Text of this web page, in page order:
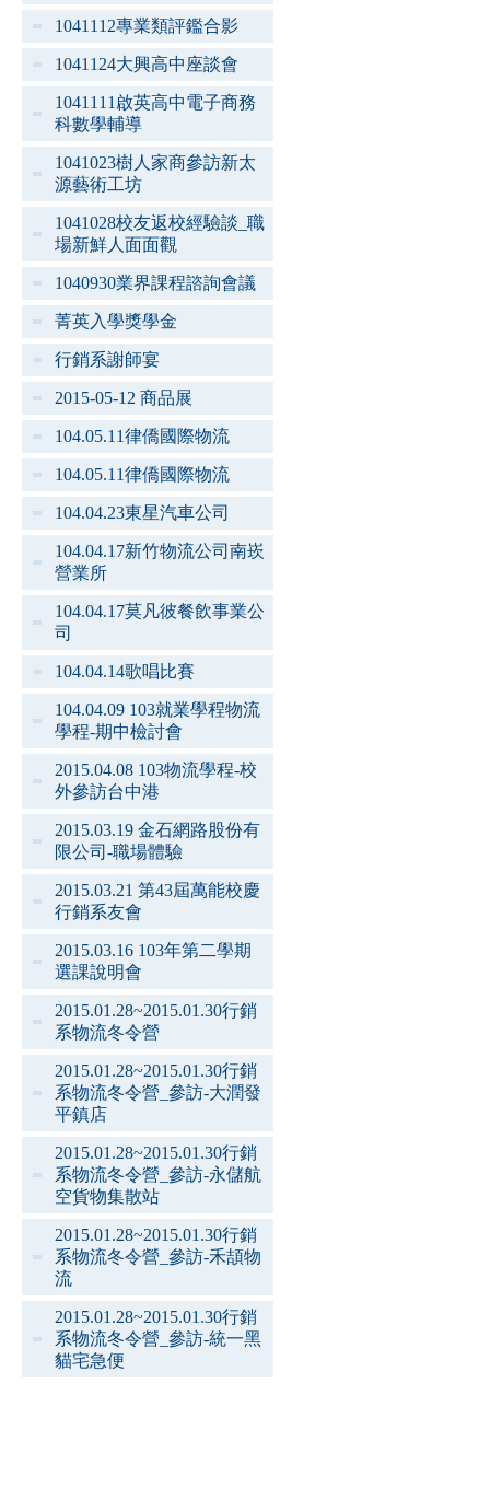
1041112專業類評鑑合影
1041124大興高中座談會
1041111啟英高中電子商務
科數學輔導
1041023樹人家商參訪新太
源藝術工坊
1041028校友返校經驗談_職
場新鮮人面面觀
1040930業界課程諮詢會議
菁英入學獎學金
行銷系謝師宴
2015-05-12 商品展
104.05.11律僑國際物流
104.05.11律僑國際物流
104.04.23東星汽車公司
104.04.17新竹物流公司南崁
營業所
104.04.17莫凡彼餐飲事業公
司
104.04.14歌唱比賽
104.04.09 103就業學程物流
學程-期中檢討會
2015.04.08 103物流學程-校
外參訪台中港
2015.03.19 金石網路股份有
限公司-職場體驗
2015.03.21 第43屆萬能校慶
行銷系友會
2015.03.16 103年第二學期
選課說明會
2015.01.28~2015.01.30行銷
系物流冬令營
2015.01.28~2015.01.30行銷
系物流冬令營_參訪-大潤發
平鎮店
2015.01.28~2015.01.30行銷
系物流冬令營_參訪-永儲航
空貨物集散站
2015.01.28~2015.01.30行銷
系物流冬令營_參訪-禾頡物
流
2015.01.28~2015.01.30行銷
系物流冬令營_參訪-統一黑
貓宅急便